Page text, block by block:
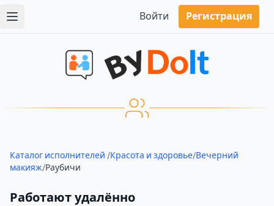
Войти Регистрация
Каталог исполнителей /Красота и здоровье/Вечерний
макияж/Раубичи
Работают удалённо